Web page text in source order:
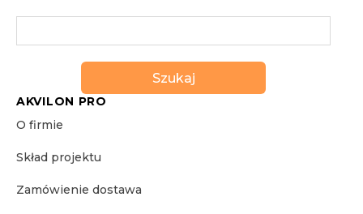
Szukaj
AKVILON PRO
O firmie
Skład projektu
Zamówienie dostawa